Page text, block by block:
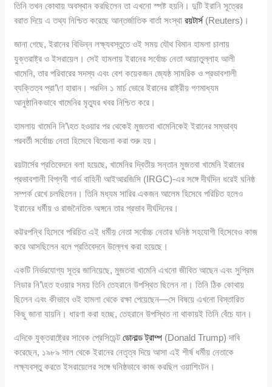
তিনি তখন কোথায় অবস্থান করছিলেন তা এখনো স্পষ্ট হয়নি। দুটি ইরানি সূত্রের
বরাত দিয়ে এ তথ্য নিশ্চিত করেছে আন্তর্জাতিক বার্তা সংস্থারয়টার্স(Reuters)।
জানা গেছে, ইরানের বিভিন্ন লক্ষ্যবস্তুতে ওই সময় যৌথ বিমান হামলা চালায়
যুক্তরাষ্ট্র ও ইসরায়েল। সেই হামলায় ইরানের সর্বোচ্চ নেতা আয়াতুল্লাহ আলী
খামেনি, তার পরিবারের সদস্য এবং বেশ কয়েকজন জ্যেষ্ঠ সামরিক ও প্রভাবশালী
ব্যক্তিত্ব প্রা’\ণ হারান। পরদিন ১ মার্চ ভোরে ইরানের রাষ্ট্রীয় গণমাধ্যম
আনুষ্ঠানিকভাবে খামেনির মৃত্যুর খবর নিশ্চিত করে।
হামলায় খামেনি নি’\হত হওয়ার পর থেকেই মুজতবা খামেনিকেই ইরানের সম্ভাব্য
পরবর্তী সর্বোচ্চ নেতা হিসেবে বিবেচনা করা শুরু হয়।
রয়টার্সের প্রতিবেদনে বলা হয়েছে, খামেনির দ্বিতীয় সন্তান মুজতবা খামেনি ইরানের
প্রভাবশালী বিপ্লবী গার্ড বাহিনী আইআরজিসি (IRGC)-এর সঙ্গে দীর্ঘদিন ধরেই ঘনিষ্ঠ
সম্পর্ক রেখে চলছিলেন। তিনি মধ্যম সারির একজন আলেম হিসেবে পরিচিত হলেও
ইরানের ধর্মীয় ও রাজনৈতিক অঙ্গনে তার প্রভাব দীর্ঘদিনের।
কট্টরপন্থি হিসেবে পরিচিত এই ধর্মীয় নেতা সর্বোচ্চ নেতার ঘনিষ্ঠ সহযোগী হিসেবেও কাজ
করে আসছিলেন বলে প্রতিবেদনে উল্লেখ করা হয়েছে।
একটি নির্ভরযোগ্য সূত্র জানিয়েছে, মুজতবা খামেনি এখনো জীবিত আছেন এবং সুপ্রিম
লিডার নি’\হত হওয়ার সময় তিনি তেহরানে উপস্থিত ছিলেন না। তিনি ঠিক কোথায়
ছিলেন এবং কীভাবে ওই হামলা থেকে রক্ষা পেয়েছেন—সে বিষয়ে এখনো বিস্তারিত
কিছু জানা যায়নি। ধারণা করা হচ্ছে, তেহরানে উপস্থিত না থাকায়ই তিনি বেঁচে যান।
এদিকে যুক্তরাষ্ট্রের সাবেক প্রেসিডেন্টডোনাল্ড ট্রাম্প (Donald Trump) দাবি
করেছেন, ১৯৮৯ সাল থেকে ইরানের নেতৃত্ব দিয়ে আসা এই শীর্ষ ধর্মীয় নেতাকে
লক্ষ্যবস্তু করতে ইসরায়েলের সঙ্গে ঘনিষ্ঠভাবে কাজ করছিল ওয়াশিংটন।